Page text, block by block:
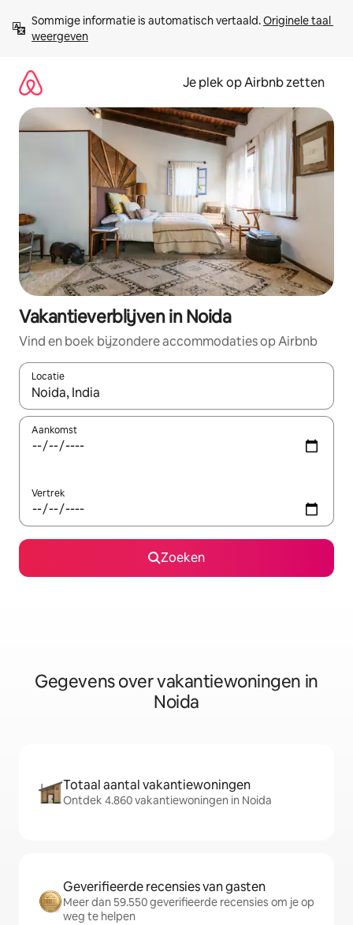
direct
naar
Sommige informatie is automatisch vertaald. Originele taal
weergeven
Je plek op Airbnb zetten
Vakantieverblijven in Noida
Vind en boek bijzondere accommodaties op Airbnb
Locatie
Wanneer er resultaten beschikbaar zijn, maak je een keuze
Aankomst
Vertrek
Zoeken
Gegevens over vakantiewoningen in
Noida
Totaal aantal vakantiewoningen
Ontdek 4.860 vakantiewoningen in Noida
Geverifieerde recensies van gasten
Meer dan 59.550 geverifieerde recensies om je op
weg te helpen